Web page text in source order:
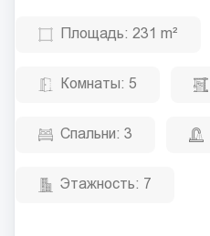
Площадь: 231 m²
Комнаты: 5
Спальни: 3
Этажность: 7